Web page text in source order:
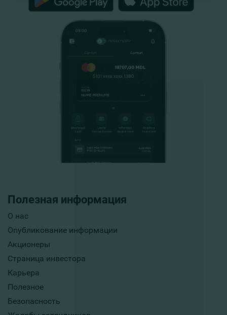
Полезная информация
О нас
Опубликование информации
Акционеры
Страница инвестора
Карьера
Полезное
Безопасность